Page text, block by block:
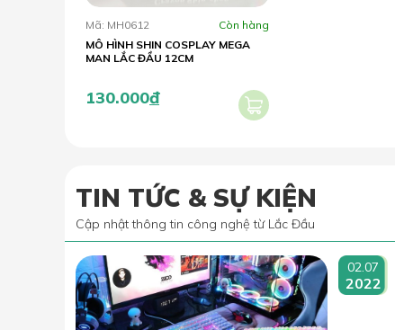
Mã: MH0612
Còn hàng
MÔ HÌNH SHIN COSPLAY MEGA
MAN LẮC ĐẦU 12CM
130.000đ
TIN TỨC & SỰ KIỆN
Cập nhật thông tin công nghệ từ Lắc Đầu
02.07
2022